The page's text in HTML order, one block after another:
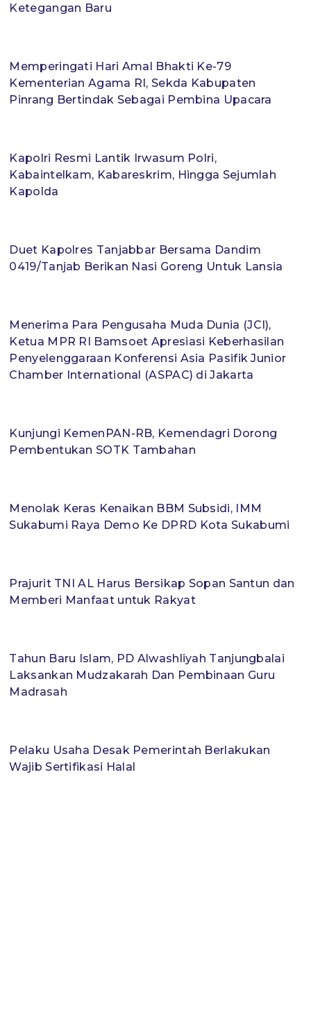
Ketegangan Baru
Memperingati Hari Amal Bhakti Ke-79
Kementerian Agama RI, Sekda Kabupaten
Pinrang Bertindak Sebagai Pembina Upacara
Kapolri Resmi Lantik Irwasum Polri,
Kabaintelkam, Kabareskrim, Hingga Sejumlah
Kapolda
Duet Kapolres Tanjabbar Bersama Dandim
0419/Tanjab Berikan Nasi Goreng Untuk Lansia
Menerima Para Pengusaha Muda Dunia (JCI),
Ketua MPR RI Bamsoet Apresiasi Keberhasilan
Penyelenggaraan Konferensi Asia Pasifik Junior
Chamber International (ASPAC) di Jakarta
Kunjungi KemenPAN-RB, Kemendagri Dorong
Pembentukan SOTK Tambahan
Menolak Keras Kenaikan BBM Subsidi, IMM
Sukabumi Raya Demo Ke DPRD Kota Sukabumi
Prajurit TNI AL Harus Bersikap Sopan Santun dan
Memberi Manfaat untuk Rakyat
Tahun Baru Islam, PD Alwashliyah Tanjungbalai
Laksankan Mudzakarah Dan Pembinaan Guru
Madrasah
Pelaku Usaha Desak Pemerintah Berlakukan
Wajib Sertifikasi Halal